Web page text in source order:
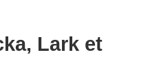
Lark et